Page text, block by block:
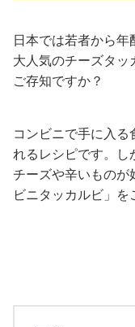
日本では若者から
大人気のチーズタッ
ご存知ですか？
コンビニで手に入
れるレシピです。し
チーズや辛いものが
ビニタッカルビ」を